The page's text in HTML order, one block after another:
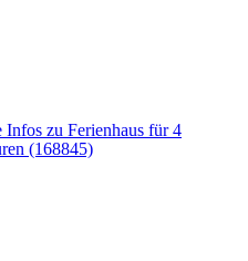
Infos zu Ferienhaus für 4
(168845)